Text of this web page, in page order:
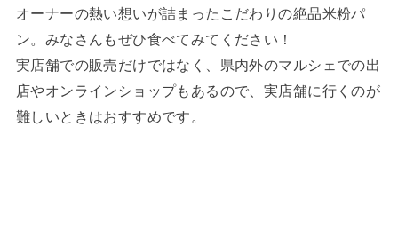
オーナーの熱い想いが詰まったこだわりの絶品米粉パ
ン。みなさんもぜひ食べてみてください！
実店舗での販売だけではなく、県内外のマルシェでの出
店やオンラインショップもあるので、実店舗に行くのが
難しいときはおすすめです。